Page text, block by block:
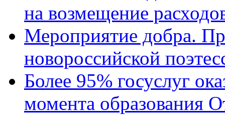
на возмещение
Мероприятие добра.
новороссийской
Более 95% госуслуг
момента образования